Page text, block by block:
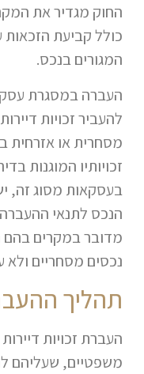
החוק מגדיר את
כולל קביעת הזכאות
המגורים בנכס.
העברה במסגרת
להעביר זכויות
מסחרית או אזרחית
זכויותיו המוגנות
בעסקאות מסוג זה,
הנכס לתנאי
מדובר במקרים בהם
נכסים מסחריים ולא
תהליך
העברת זכויות
משפטיים, שעליהם